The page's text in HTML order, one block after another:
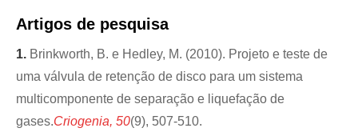
Artigos de pesquisa
1. Brinkworth, B. e Hedley, M. (2010). Projeto e teste de
uma válvula de retenção de disco para um sistema
multicomponente de separação e liquefação de
gases.Criogenia, 50(9), 507-510.